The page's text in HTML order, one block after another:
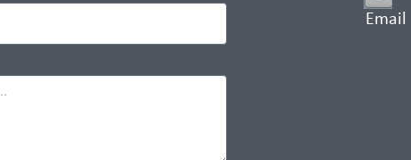
Email